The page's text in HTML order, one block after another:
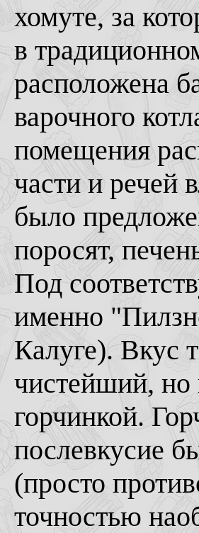
хомуте, за
в
расположена
варочного
помещения
части и речей
было
поросят,
Под
именно
Калуге). Вкус
чистейший, но
горчинкой.
послевкусие
(просто
точностью